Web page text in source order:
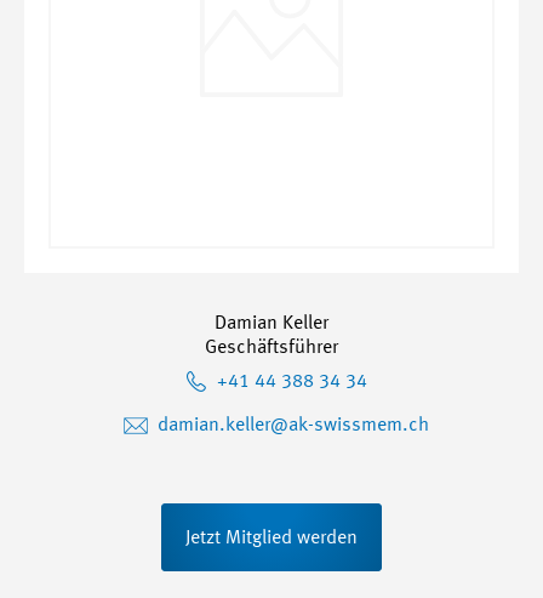
Damian Keller
Geschäftsführer
+41 44 388 34 34
damian.keller@ak-swissmem.ch
Jetzt Mitglied werden